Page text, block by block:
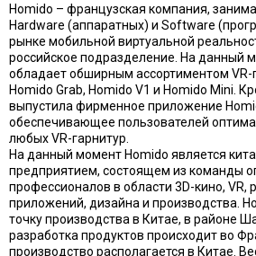
Homido – французская компания,
Hardware (аппаратных) и Software
рынке мобильной виртуальной
российское подразделение. На данный
обладает обширным ассортиментом VR-
Homido Grab, Homido V1 и Homido Mini.
выпустила фирменное приложение
обеспечивающее пользователей
любых VR-гарнитур.
На данный момент Homido является
предприятием, состоящем из команды
профессионалов в области 3D-кино, VR,
приложений, дизайна и производства.
точку производства в Китае, в районе
разработка продуктов происходит во
производство располагается в Китае.